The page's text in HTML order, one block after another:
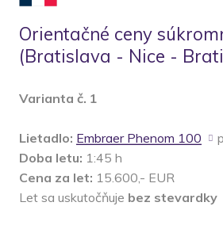
Orientačné ceny
(Bratislava - Nice -
Varianta č. 1
Lietadlo: Embraer Phenom 100
Doba letu: 1:45 h
Cena za let: 15.600,- EUR
Let sa uskutočňuje bez stevardky